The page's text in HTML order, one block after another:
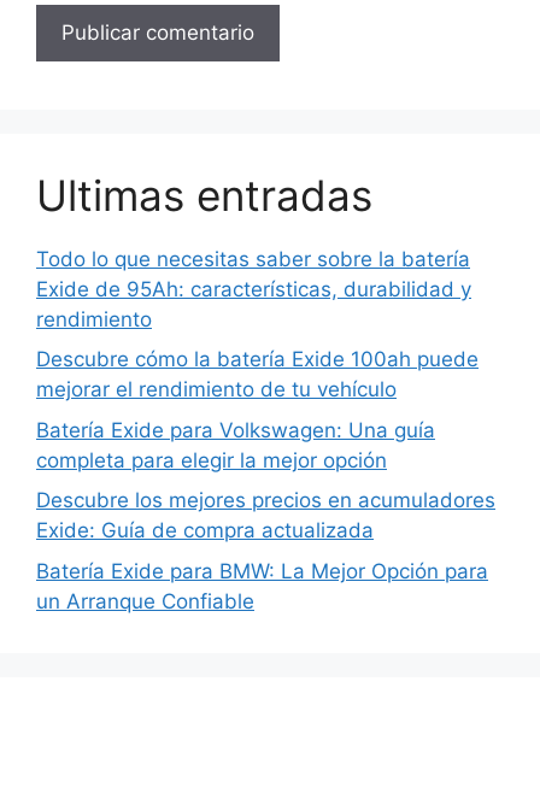
Ultimas entradas
Todo lo que necesitas saber sobre la batería
Exide de 95Ah: características, durabilidad y
rendimiento
Descubre cómo la batería Exide 100ah puede
mejorar el rendimiento de tu vehículo
Batería Exide para Volkswagen: Una guía
completa para elegir la mejor opción
Descubre los mejores precios en acumuladores
Exide: Guía de compra actualizada
Batería Exide para BMW: La Mejor Opción para
un Arranque Confiable